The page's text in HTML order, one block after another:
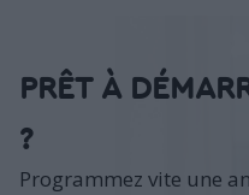
PRÊT À
?
Programmez vite une